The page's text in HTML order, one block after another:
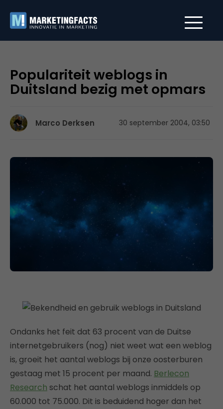
Populariteit weblogs in
Duitsland bezig met opmars
Marco Derksen 30 september 2004, 03:50
Ondanks het feit dat 63 procent van de Duitse
internetgebruikers (nog) niet weet wat een weblog
is, groeit het aantal weblogs bij onze oosterburen
gestaag met 15 procent per maand. Berlecon
Research schat het aantal weblogs inmiddels op
60.000 tot 75.000. Dit is beduidend hoger dan het